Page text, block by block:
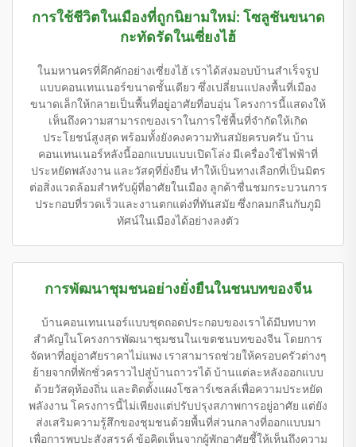
การใช้ชีวิตในเมืองที่ถูกนิยามใหม่: โซลูชันขนาด
กะทัดรัดในเซี่ยงไฮ้
ในมหานครที่คึกคักอย่างเซี่ยงไฮ้ เราได้ส่งมอบบ้านสำเร็จรูป
แบบคอนเทนเนอร์ขนาดชั้นเดียว ซึ่งเปลี่ยนแปลงพื้นที่เมือง
ขนาดเล็กให้กลายเป็นพื้นที่อยู่อาศัยที่อบอุ่น โครงการนี้แสดงให้
เห็นถึงความสามารถของเราในการใช้พื้นที่จำกัดให้เกิด
ประโยชน์สูงสุด พร้อมทั้งยังคงความทันสมัยครบครัน บ้าน
คอนเทนเนอร์หลังนี้ออกแบบแบบเปิดโล่ง มีเครื่องใช้ไฟฟ้าที่
ประหยัดพลังงาน และวัสดุที่ยั่งยืน ทำให้เป็นทางเลือกที่เป็นมิตร
ต่อสิ่งแวดล้อมสำหรับผู้ที่อาศัยในเมือง ลูกค้าชื่นชมกระบวนการ
ประกอบที่รวดเร็วและงานตกแต่งที่ทันสมัย ซึ่งกลมกลืนกับภูมิ
ทัศน์ในเมืองได้อย่างลงตัว
การพัฒนาชุมชนอย่างยั่งยืนในชนบทของจีน
บ้านคอนเทนเนอร์แบบชุดถอดประกอบของเราได้มีบทบาท
สำคัญในโครงการพัฒนาชุมชนในเขตชนบทของจีน โดยการ
จัดหาที่อยู่อาศัยราคาไม่แพง เราสามารถช่วยให้ครอบครัวต่างๆ
ย้ายจากที่พักชั่วคราวไปสู่บ้านถาวรได้ บ้านแต่ละหลังออกแบบ
ด้วยวัสดุท้องถิ่น และติดตั้งแผงโซลาร์เซลล์เพื่อความประหยัด
พลังงาน โครงการนี้ไม่เพียงแต่ปรับปรุงสภาพการอยู่อาศัย แต่ยัง
ส่งเสริมความรู้สึกของชุมชนด้วยพื้นที่ส่วนกลางที่ออกแบบมา
เพื่อการพบปะสังสรรค์ ข้อคิดเห็นจากผู้พักอาศัยชี้ให้เห็นถึงความ